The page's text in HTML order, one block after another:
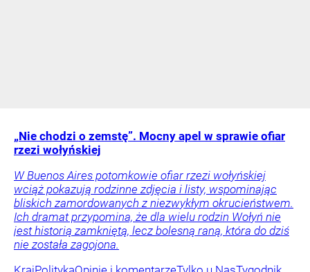
„Nie chodzi o zemstę”. Mocny apel w sprawie ofiar
rzezi wołyńskiej
W Buenos Aires potomkowie ofiar rzezi wołyńskiej
wciąż pokazują rodzinne zdjęcia i listy, wspominając
bliskich zamordowanych z niezwykłym okrucieństwem.
Ich dramat przypomina, że dla wielu rodzin Wołyń nie
jest historią zamkniętą, lecz bolesną raną, która do dziś
nie została zagojona.